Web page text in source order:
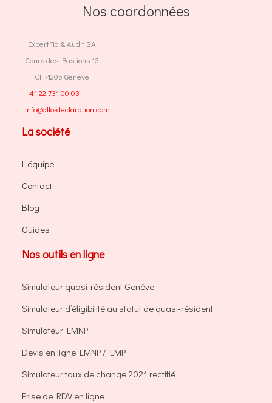
Nos coordonnées
ExpertFid & Audit SA
Cours des Bastions 13
CH-1205 Genève
+41 22 731 00 03
info@allo-declaration.com
La société
L’équipe
Contact
Blog
Guides
Nos outils en ligne
Simulateur quasi-résident Genève
Simulateur d’éligibilité au statut de quasi-résident
Simulateur LMNP
Devis en ligne LMNP / LMP
Simulateur taux de change 2021 rectifié
Prise de RDV en ligne